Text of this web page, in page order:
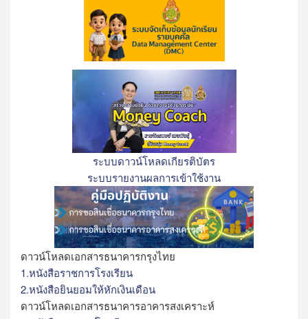
ระบบดาวน์โหลดเกียรติบัตร
ระบบรายงานผลการเข้าใช้งาน
ดาวน์โหลดเอกสารธนาคารกรุงไทย
1.หนังสือราชการโรงเรียน
2.หนังสือยินยอมให้หักเงินเดือน
ดาวน์โหลดเอกสารธนาคารอาคารสงเคราะห์